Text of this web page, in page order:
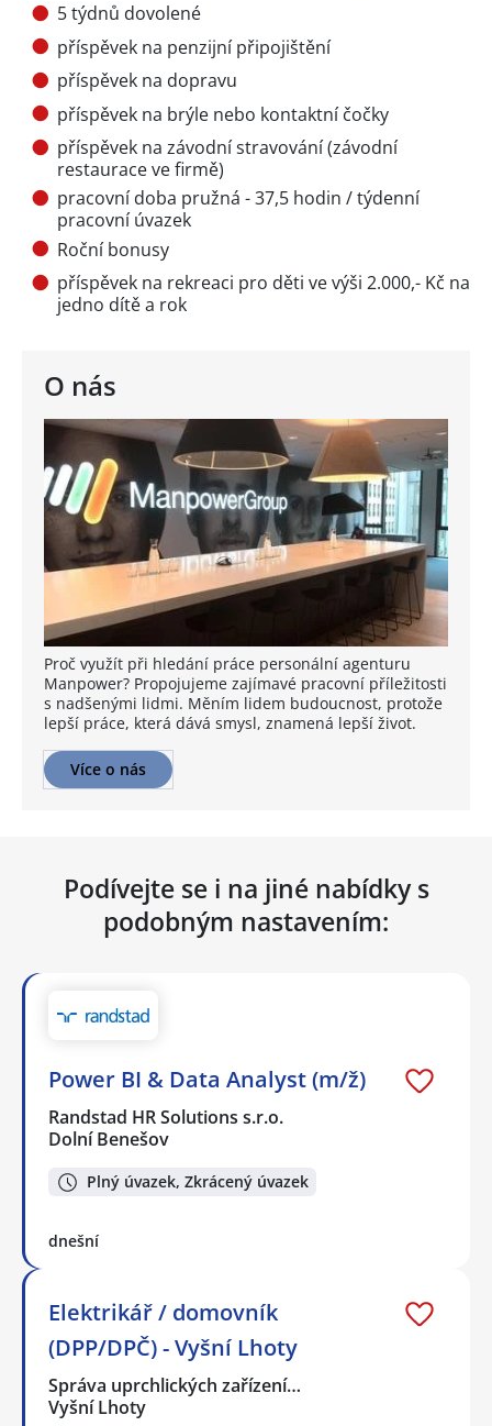
O nás
Proč využít při hledání práce personální agenturu
Manpower? Propojujeme zajímavé pracovní příležitosti
s nadšenými lidmi. Měním lidem budoucnost, protože
lepší práce, která dává smysl, znamená lepší život.
Více o nás
5 týdnů dovolené
příspěvek na penzijní připojištění
příspěvek na dopravu
příspěvek na brýle nebo kontaktní čočky
příspěvek na závodní stravování (závodní
restaurace ve firmě)
pracovní doba pružná - 37,5 hodin / týdenní
pracovní úvazek
Roční bonusy
příspěvek na rekreaci pro děti ve výši 2.000,- Kč na
jedno dítě a rok
Podívejte se i na jiné nabídky s
podobným nastavením:
Power BI & Data Analyst (m/ž)
Randstad HR Solutions s.r.o.
Dolní Benešov
Plný úvazek, Zkrácený úvazek
dnešní
Elektrikář / domovník
(DPP/DPČ) - Vyšní Lhoty
Správa uprchlických zařízení…
Vyšní Lhoty